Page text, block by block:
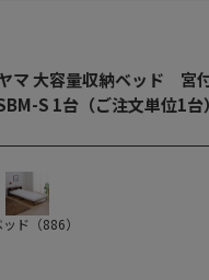
マ 大容量収納ベッド 宮
S 1台（ご注文単位1
ッド（886）